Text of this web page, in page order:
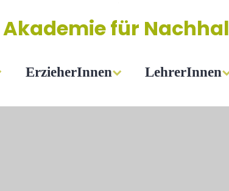
Akademie für
ErzieherInnen LehrerInnen